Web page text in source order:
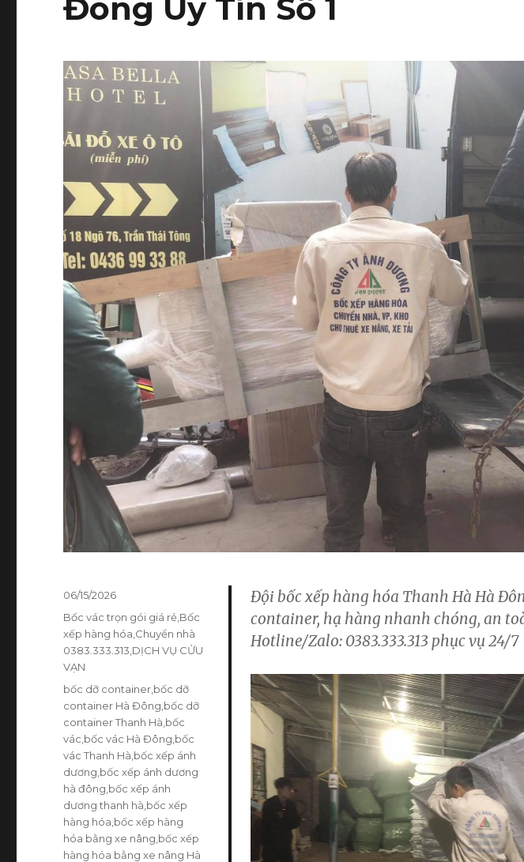
Đông Uy Tín Số 1
Đội bốc xếp hàng hóa Thanh Hà Hà
container, hạ hàng nhanh chóng, an
Hotline/Zalo: 0383.333.313 phục vụ 24/7
Đăng
vào
ngày
06/15/2026
Danh
mục
Bốc vác trọn gói giá rẻ Bốc
xếp hàng hóa Chuyển nhà
0383.333.313 DỊCH VỤ CỬU
VẠN
Thẻ
bốc dỡ container bốc dỡ
container Hà Đông bốc dỡ
container Thanh Hà bốc
vác bốc vác Hà Đông bốc
vác Thanh Hà bốc xếp ánh
dương bốc xếp ánh dương
hà đông bốc xếp ánh
dương thanh hà bốc xếp
hàng hóa bốc xếp hàng
hóa bằng xe nâng bốc xếp
hàng hóa bằng xe nâng Hà